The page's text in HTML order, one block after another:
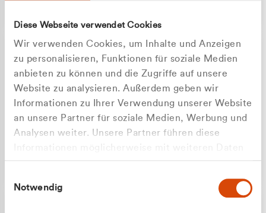
Diese Webseite verwendet Cookies
Wir verwenden Cookies, um Inhalte und Anzeigen
zu personalisieren, Funktionen für soziale Medien
anbieten zu können und die Zugriffe auf unsere
Website zu analysieren. Außerdem geben wir
Informationen zu Ihrer Verwendung unserer Website
an unsere Partner für soziale Medien, Werbung und
Analysen weiter. Unsere Partner führen diese
gesammelt haben.
Notwendig
Apilash Balanesan